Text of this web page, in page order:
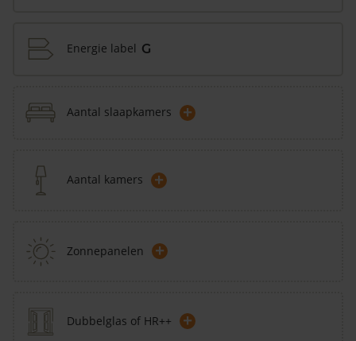
Energie label G
Aantal slaapkamers +
Aantal kamers +
Zonnepanelen +
Dubbelglas of HR++ +